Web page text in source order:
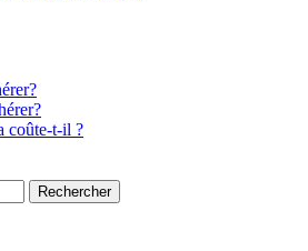
coûte-t-il ?